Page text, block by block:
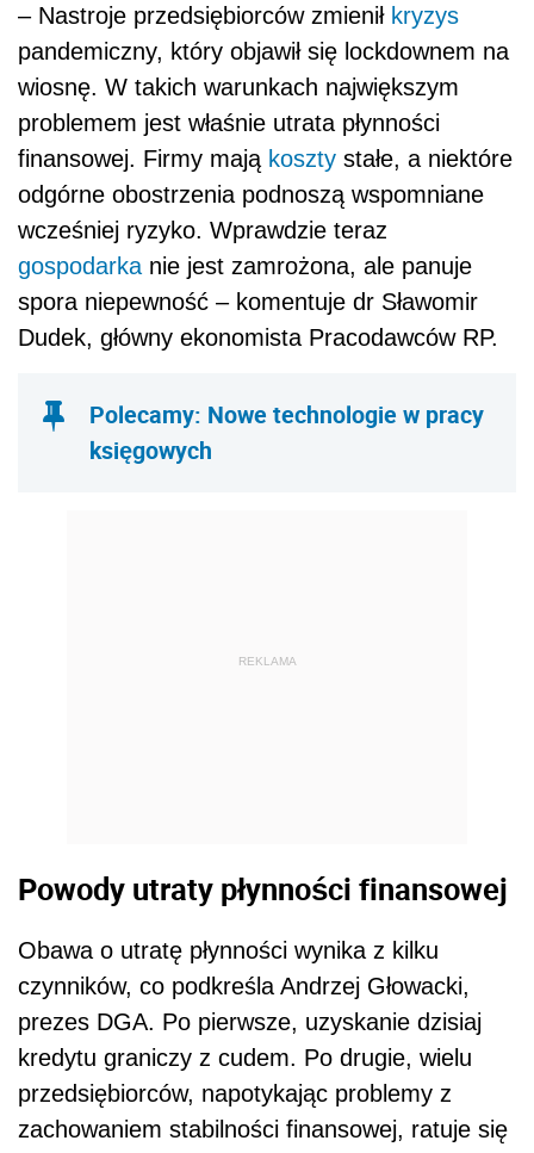
– Nastroje przedsiębiorców zmienił kryzys
pandemiczny, który objawił się lockdownem na
wiosnę. W takich warunkach największym
problemem jest właśnie utrata płynności
finansowej. Firmy mają koszty stałe, a niektóre
odgórne obostrzenia podnoszą wspomniane
wcześniej ryzyko. Wprawdzie teraz
gospodarka nie jest zamrożona, ale panuje
spora niepewność – komentuje dr Sławomir
Dudek, główny ekonomista Pracodawców RP.
Polecamy: Nowe technologie w pracy
księgowych
REKLAMA
Powody utraty płynności finansowej
Obawa o utratę płynności wynika z kilku
czynników, co podkreśla Andrzej Głowacki,
prezes DGA. Po pierwsze, uzyskanie dzisiaj
kredytu graniczy z cudem. Po drugie, wielu
przedsiębiorców, napotykając problemy z
zachowaniem stabilności finansowej, ratuje się